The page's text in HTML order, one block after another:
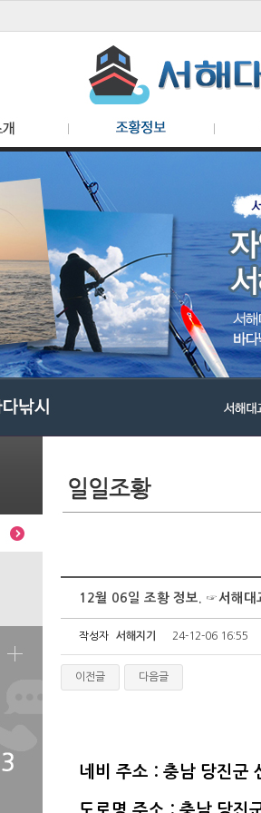
12월 06일 조황 정보. ☞서해대
작성자 서해지기 24-12-06 16:55
이전글 다음글
네비 주소 : 충남 당진군